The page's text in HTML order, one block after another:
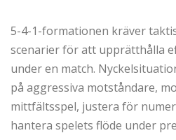
5-4-1-formationen kräver
scenarier för att upprätthålla
under en match.
på aggressiva motståndare,
mittfältsspel, justera för
hantera spelets flöde under